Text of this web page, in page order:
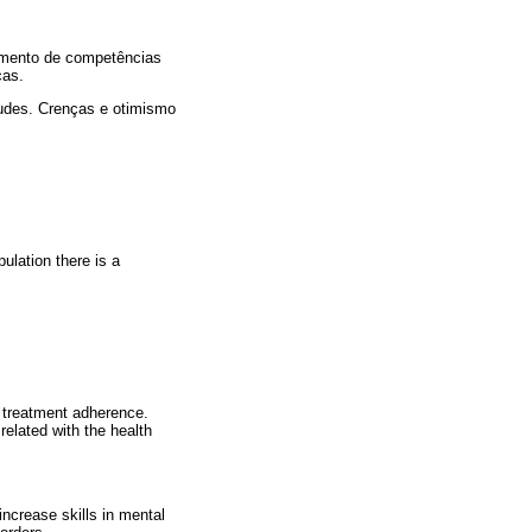
de competências
Crenças e otimismo
there is a
adherence.
with the health
skills in mental